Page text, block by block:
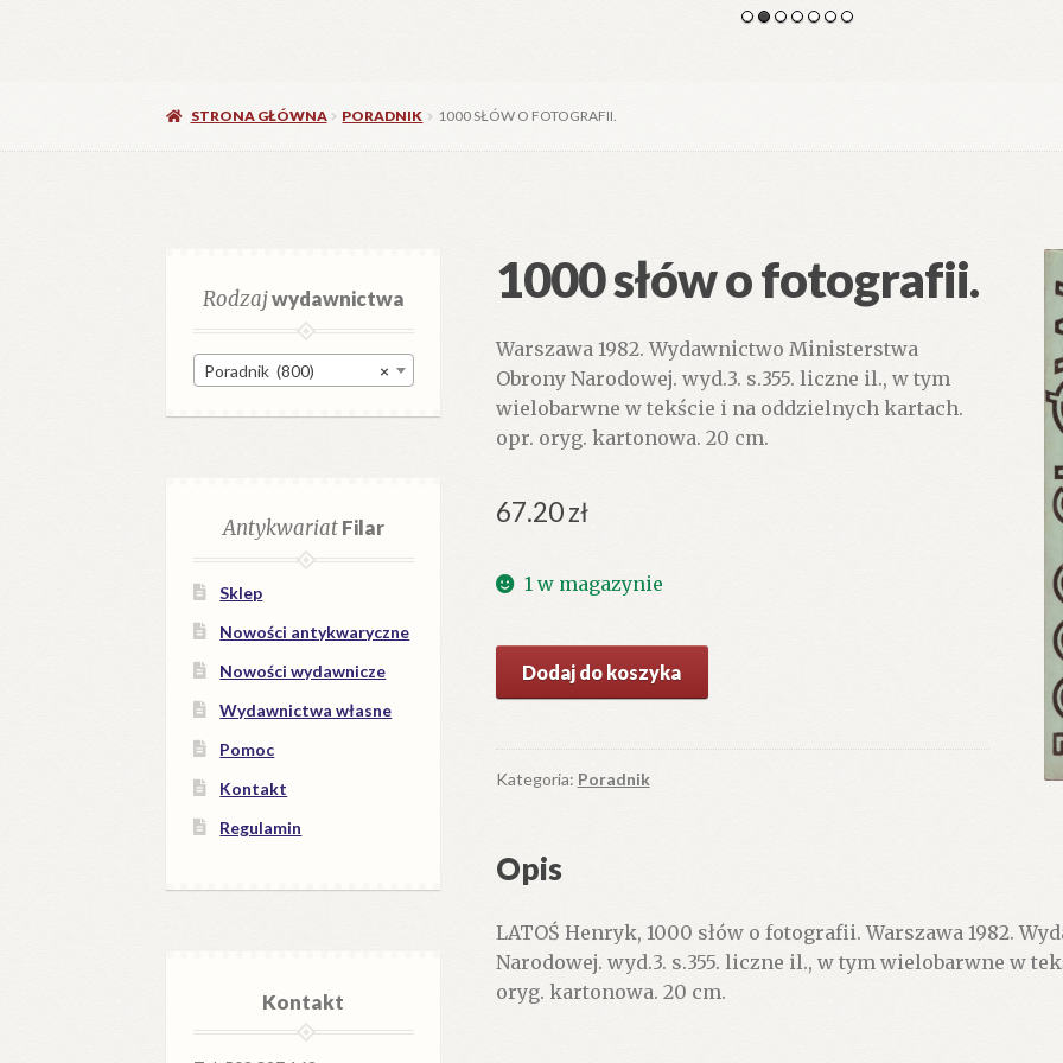
STRONA GŁÓWNA PORADNIK 1000 SŁÓW O FOTOGRAFII.
1000 słów o fotografii.
Warszawa 1982. Wydawnictwo Ministerstwa
Obrony Narodowej. wyd.3. s.355. liczne il., w tym
wielobarwne w tekście i na oddzielnych kartach.
opr. oryg. kartonowa. 20 cm.
67.20zł
1 w magazynie
1000
o
fotografii.
Dodaj do koszyka
Kategoria: Poradnik
Opis
LATOŚ Henryk, 1000 słów o fotografii. Warszawa 1982.
Narodowej. wyd.3. s.355. liczne il., w tym wielobarwne w
oryg. kartonowa. 20 cm.
Rodzajwydawnictwa
×
Poradnik (800)
AntykwariatFilar
Sklep
Nowości antykwaryczne
Nowości wydawnicze
Wydawnictwa własne
Pomoc
Kontakt
Regulamin
Kontakt